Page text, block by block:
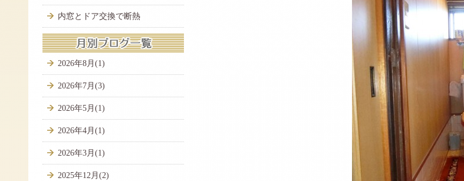
内窓とドア交換で断熱
2026年8月(1)
2026年7月(3)
2026年5月(1)
2026年4月(1)
2026年3月(1)
2025年12月(2)